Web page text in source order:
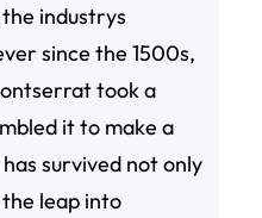
industrys
since the 1500s,
took a
it to make a
survived not only
leap into